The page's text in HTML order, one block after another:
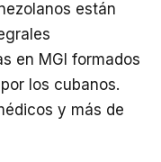
están
en MGI formados
los cubanos.
y más de